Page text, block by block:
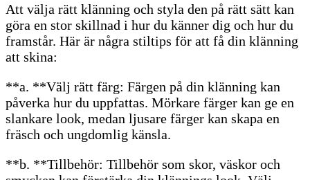
Att välja rätt klänning och styla den på rätt sätt kan
göra en stor skillnad i hur du känner dig och hur du
framstår. Här är några stiltips för att få din klänning
att skina:
**a. **Välj rätt färg: Färgen på din klänning kan
påverka hur du uppfattas. Mörkare färger kan ge en
slankare look, medan ljusare färger kan skapa en
fräsch och ungdomlig känsla.
**b. **Tillbehör: Tillbehör som skor, väskor och